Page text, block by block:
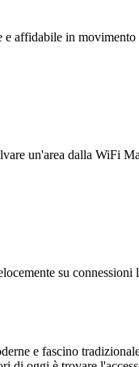
affidabile in
un'area dalla WiFi
su
e fascino